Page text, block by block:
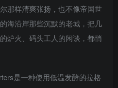
那样清爽张扬，也不像帝国世
海沿岸那些沉默的老城，把几
炉火、码头工人的闲谈，都悄
是一种使用低温发酵的拉格